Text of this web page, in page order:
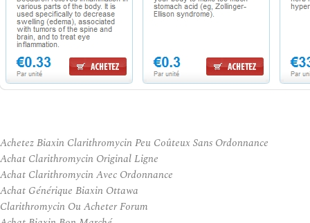
Achetez Biaxin Clarithromycin Peu Coûteux Sans Ordonnance
Achat Clarithromycin Original Ligne
Achat Clarithromycin Avec Ordonnance
Achat Générique Biaxin Ottawa
Clarithromycin Ou Acheter Forum